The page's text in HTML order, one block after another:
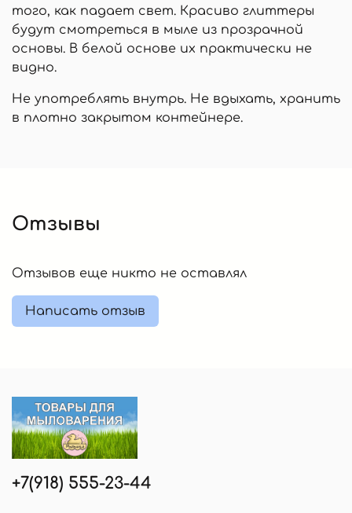
того, как падает свет. Красиво глиттеры
будут смотреться в мыле из прозрачной
основы. В белой основе их практически не
видно.
Не употреблять внутрь. Не вдыхать, хранить
в плотно закрытом контейнере.
Отзывы
Отзывов еще никто не оставлял
Написать отзыв
+7(918) 555-23-44